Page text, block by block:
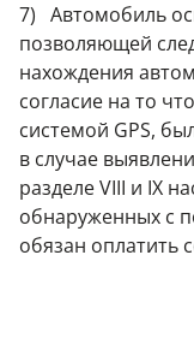
7) Автомобиль
позволяющей
нахождения
согласие на то
системой GPS,
в случае
разделе VIII и IX
обнаруженных с
обязан оплатить